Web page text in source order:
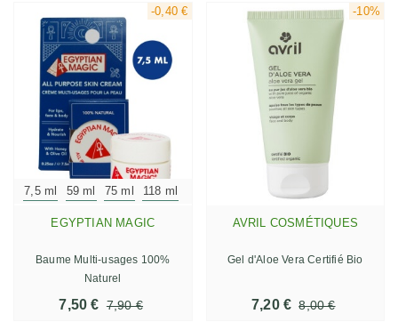
-0,40 €
7,5 ml 59 ml 75 ml 118 ml
EGYPTIAN MAGIC
Baume Multi-usages 100%
Naturel
7,50 € 7,90 €
-10%
AVRIL COSMÉTIQUES
Gel d'Aloe Vera Certifié Bio
7,20 € 8,00 €